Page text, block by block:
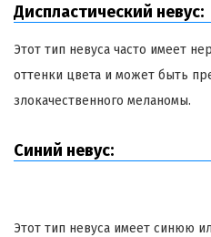
Диспластический невус:
Этот тип невуса часто имеет
оттенки цвета и может быть
злокачественного меланомы.
Синий невус:
Этот тип невуса имеет синюю